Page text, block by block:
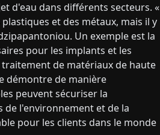
d'eau dans différents secteurs. «
et des métaux, mais il y
Un exemple est la
pour les implants et les
de matériaux de haute
démontre de manière
peuvent sécuriser la
de l'environnement et de la
pour les clients dans le monde